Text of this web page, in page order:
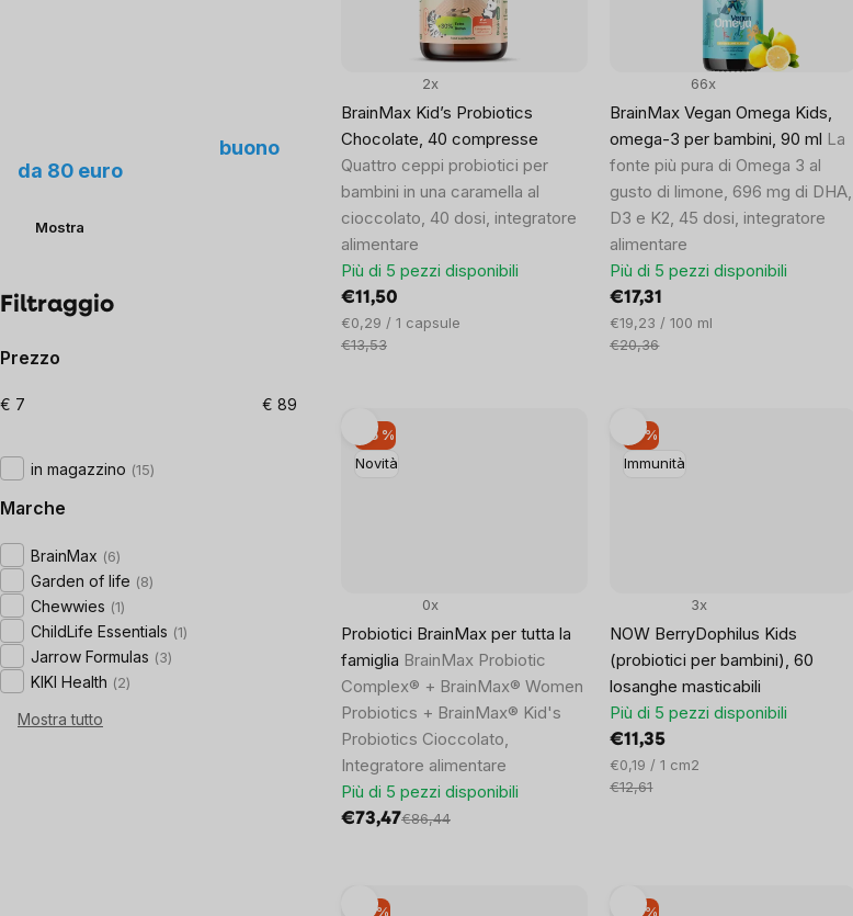
buono
da 80 euro
Mostra
Filtraggio
Prezzo
€ 7 € 89
in magazzino 15
Marche
BrainMax 6
Garden of life 8
Chewwies 1
ChildLife Essentials 1
Jarrow Formulas 3
KIKI Health 2
Mostra tutto
BrainMax Kid’s Probiotics
Chocolate, 40 compresse
Quattro ceppi probiotici per
bambini in una caramella al
cioccolato, 40 dosi, integratore
alimentare
2x
Più di 5 pezzi disponibili
€11,50
Prezzo
unitario:
€0,29 / 1 capsule
€13,53
BrainMax Vegan Omega Kids,
omega-3 per bambini, 90 ml La
fonte più pura di Omega 3 al
gusto di limone, 696 mg di DHA,
D3 e K2, 45 dosi, integratore
alimentare
66x
Più di 5 pezzi disponibili
€17,31
Prezzo
unitario:
€19,23 / 100 ml
€20,36
Novità
–15 %
Probiotici BrainMax per tutta la
famiglia BrainMax Probiotic
Complex® + BrainMax® Women
Probiotics + BrainMax® Kid's
Probiotics Cioccolato,
Integratore alimentare
0x
Più di 5 pezzi disponibili
€73,47€86,44
Immunità
–9 %
NOW BerryDophilus Kids
(probiotici per bambini), 60
losanghe masticabili
3x
Più di 5 pezzi disponibili
€11,35
Prezzo
unitario:
€0,19 / 1 cm2
€12,61
–9 % –9 %